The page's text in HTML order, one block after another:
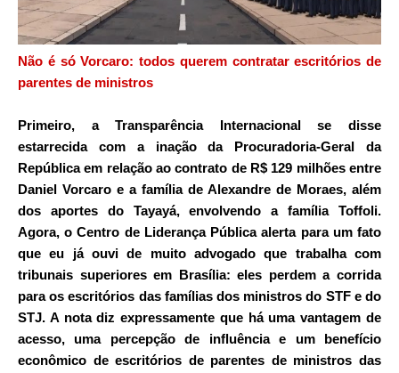
Não é só Vorcaro: todos querem contratar escritórios de
parentes de ministros
Primeiro, a Transparência Internacional se disse
estarrecida com a inação da Procuradoria-Geral da
República em relação ao contrato de R$ 129 milhões entre
Daniel Vorcaro e a família de Alexandre de Moraes, além
dos aportes do Tayayá, envolvendo a família Toffoli.
Agora, o Centro de Liderança Pública alerta para um fato
que eu já ouvi de muito advogado que trabalha com
tribunais superiores em Brasília: eles perdem a corrida
para os escritórios das famílias dos ministros do STF e do
STJ. A nota diz expressamente que há uma vantagem de
acesso, uma percepção de influência e um benefício
econômico de escritórios de parentes de ministros das